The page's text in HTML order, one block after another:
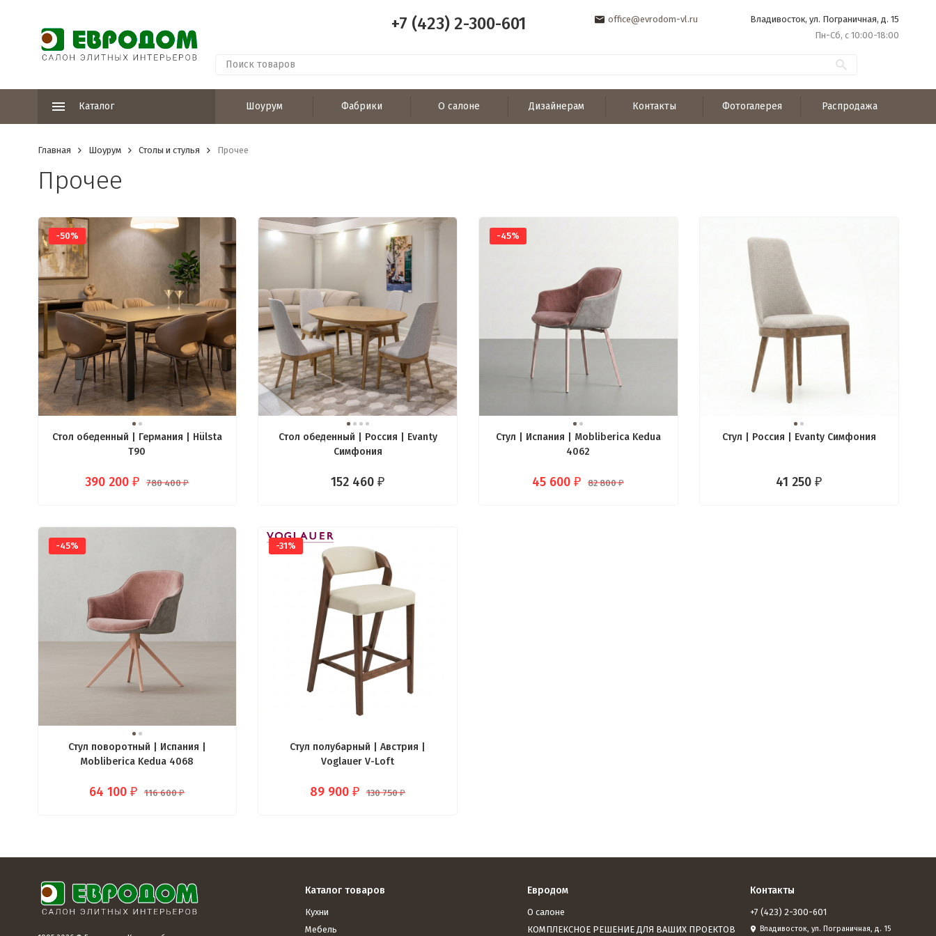
+7 (423) 2-300-601 office@evrodom-vl.ru
Владивосток, ул. Пограничная, д. 15
Пн-Сб, с 10:00-18:00
Каталог Шоурум Фабрики О салоне Дизайнерам Контакты Фотогалерея Распродажа
Главная Шоурум Столы и стулья Прочее
Прочее
-50%
Стол обеденный | Германия | Hülsta
T90
390 200₽ 780 400₽
Стол обеденный | Россия | Evanty
Симфония
152 460₽
-45%
Стул | Испания | Mobliberica Kedua
4062
45 600₽ 82 800₽
Стул | Россия | Evanty Симфония
41 250₽
-45%
Стул поворотный | Испания |
Mobliberica Kedua 4068
64 100₽ 116 600₽
-31%
Стул полубарный | Австрия |
Voglauer V-Loft
89 900₽ 130 750₽
Каталог товаров
Кухни
Мебель
Евродом
О салоне
КОМПЛЕКСНОЕ РЕШЕНИЕ ДЛЯ ВАШИХ ПРОЕКТОВ
Контакты
+7 (423) 2-300-601
Владивосток, ул. Пограничная, д. 15